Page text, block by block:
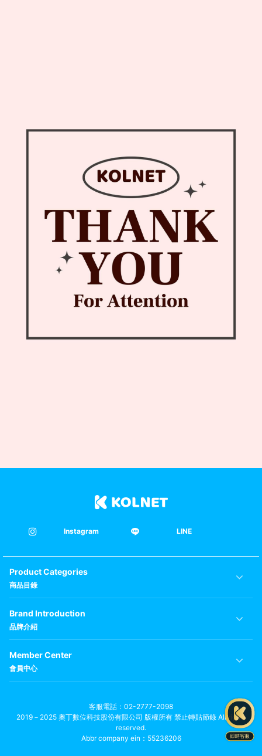
Instagram LINE
Product Categories
商品目錄
Brand Introduction
品牌介紹
Member Center
會員中心
客服電話
02-2777-2098
2019－2025 奧丁數位科技股份有限公司 版權所有 禁止轉貼節錄 All rights
reserved.
Abbr company ein：55236206